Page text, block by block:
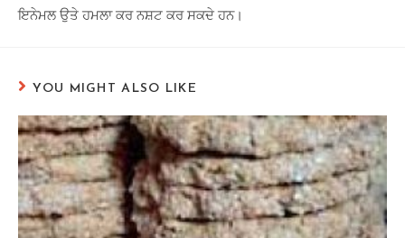
ਇਨੇਮਲ ਉਤੇ ਹਮਲਾ ਕਰ ਨਸ਼ਟ ਕਰ ਸਕਦੇ ਹਨ।
YOU MIGHT ALSO LIKE